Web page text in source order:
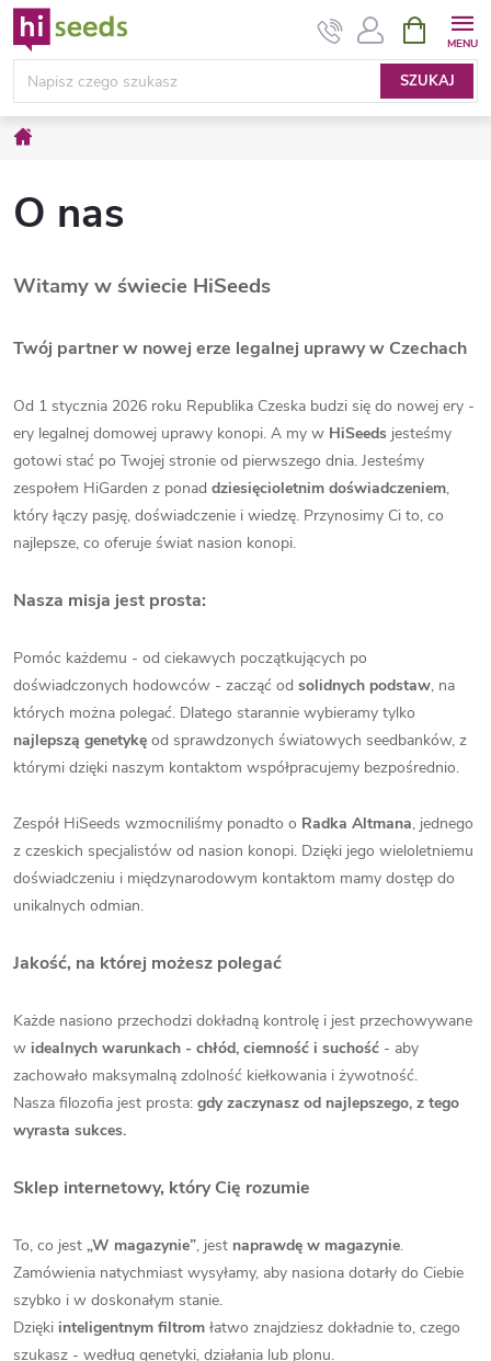
Przejść
do
treści
SZUKAJ
KOSZYK
O nas
Witamy w świecie HiSeeds
Twój partner w nowej erze legalnej uprawy w Czechach
Od 1 stycznia 2026 roku Republika Czeska budzi się do nowej ery -
ery legalnej domowej uprawy konopi. A my w HiSeeds jesteśmy
gotowi stać po Twojej stronie od pierwszego dnia. Jesteśmy
zespołem HiGarden z ponad dziesięcioletnim doświadczeniem,
który łączy pasję, doświadczenie i wiedzę. Przynosimy Ci to, co
najlepsze, co oferuje świat nasion konopi.
Nasza misja jest prosta:
Pomóc każdemu - od ciekawych początkujących po
doświadczonych hodowców - zacząć od solidnych podstaw, na
których można polegać. Dlatego starannie wybieramy tylko
najlepszą genetykę od sprawdzonych światowych seedbanków, z
którymi dzięki naszym kontaktom współpracujemy bezpośrednio.
Zespół HiSeeds wzmocniliśmy ponadto o Radka Altmana, jednego
z czeskich specjalistów od nasion konopi. Dzięki jego wieloletniemu
doświadczeniu i międzynarodowym kontaktom mamy dostęp do
unikalnych odmian.
Jakość, na której możesz polegać
Każde nasiono przechodzi dokładną kontrolę i jest przechowywane
w idealnych warunkach - chłód, ciemność i suchość - aby
zachowało maksymalną zdolność kiełkowania i żywotność.
Nasza filozofia jest prosta: gdy zaczynasz od najlepszego, z tego
wyrasta sukces.
Sklep internetowy, który Cię rozumie
To, co jest „W magazynie”, jest naprawdę w magazynie.
Zamówienia natychmiast wysyłamy, aby nasiona dotarły do Ciebie
szybko i w doskonałym stanie.
Dzięki inteligentnym filtrom łatwo znajdziesz dokładnie to, czego
szukasz - według genetyki, działania lub plonu.